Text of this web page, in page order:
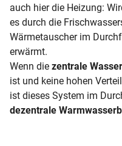
auch hier die Heizung:
es durch die
Wärmetauscher im
erwärmt.
Wenn die zentrale
ist und keine hohen
ist dieses System im
dezentrale